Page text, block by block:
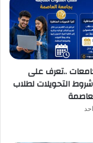
..تعرف على
التحويلات لطلاب